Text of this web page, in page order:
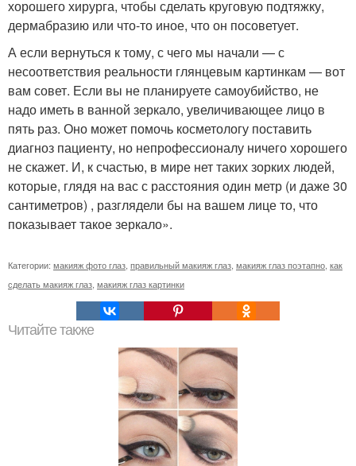
хорошего хирурга, чтобы сделать круговую подтяжку,
дермабразию или что-то иное, что он посоветует.
А если вернуться к тому, с чего мы начали — с
несоответствия реальности глянцевым картинкам — вот
вам совет. Если вы не планируете самоубийство, не
надо иметь в ванной зеркало, увеличивающее лицо в
пять раз. Оно может помочь косметологу поставить
диагноз пациенту, но непрофессионалу ничего хорошего
не скажет. И, к счастью, в мире нет таких зорких людей,
которые, глядя на вас с расстояния один метр (и даже 30
сантиметров) , разглядели бы на вашем лице то, что
показывает такое зеркало».
Категории: макияж фото глаз, правильный макияж глаз, макияж глаз поэтапно, как
сделать макияж глаз, макияж глаз картинки
Читайте также